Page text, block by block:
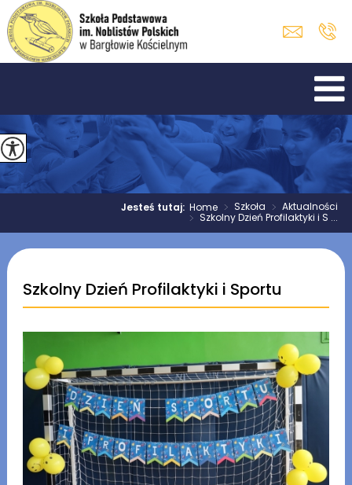
Jesteś tutaj:Home > Szkoła > Aktualności
> Szkolny Dzień Profilaktyki i S ...
Szkolny Dzień Profilaktyki i Sportu